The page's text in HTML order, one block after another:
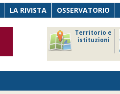
LA RIVISTA OSSERVATORIO
Territorio e
istituzioni